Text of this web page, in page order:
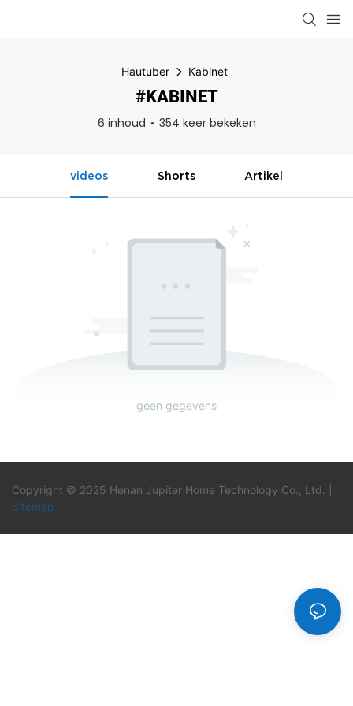
Hautuber Kabinet
#KABINET
6 inhoud 354 keer bekeken
videos Shorts Artikel
geen gegevens
Copyright © 2025 Henan Jupiter Home Technology Co., Ltd. |
Sitemap